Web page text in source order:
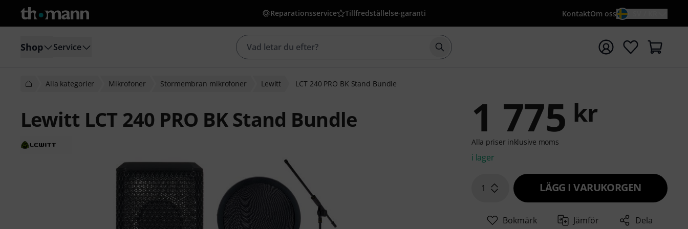
Reparationsservice Tillfredställelse-garanti KontaktOm oss
Shop Service Börja sökningen med söktermen {searchTerm}
Alla kategorier Mikrofoner Stormembran mikrofoner Lewitt LCT 240 PRO BK Stand Bundle
Lewitt LCT 240 PRO BK Stand Bundle 1 775 kr
Alla priser inklusive moms
i lager
1 LÄGG I VARUKORGEN
Bokmärk Jämför Dela